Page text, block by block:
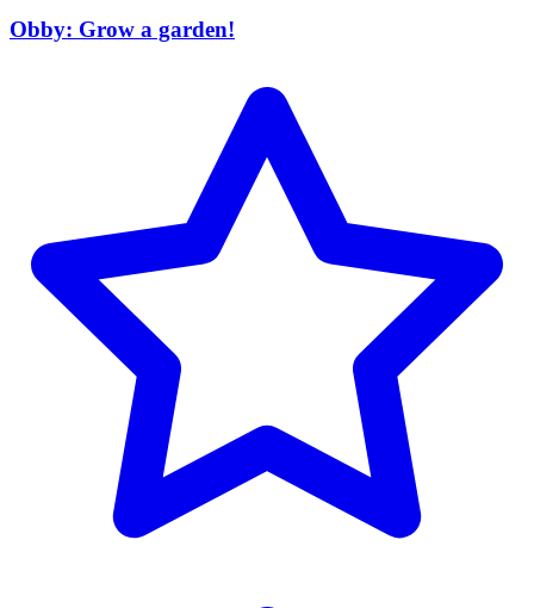
Obby: Grow a garden!